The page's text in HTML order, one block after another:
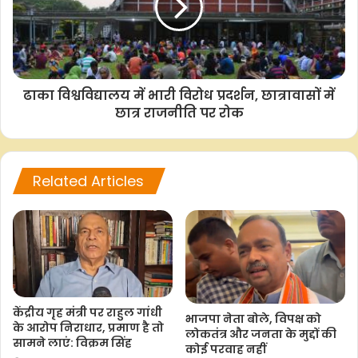
o
k
p
p
r
n
k
ढाका विश्वविद्यालय में भारी विरोध प्रदर्शन, छात्रावासों में
छात्र राजनीति पर रोक
Related Articles
केंद्रीय गृह मंत्री पर राहुल गांधी
के आरोप निराधार, प्रमाण है तो
सामने लाएं: विक्रम सिंह
भाजपा नेता बोले, विपक्ष को
लोकतंत्र और जनता के मुद्दों की
कोई परवाह नहीं